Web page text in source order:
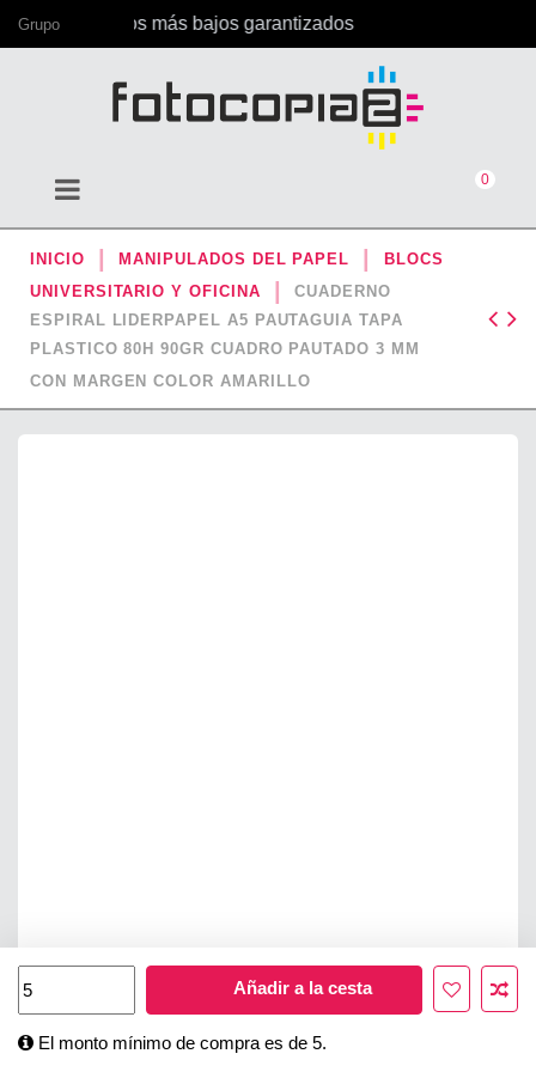
Grupo
con los precios más bajos garantizados
0
INICIO MANIPULADOS DEL PAPEL
BLOCS
UNIVERSITARIO Y OFICINA
CUADERNO
ESPIRAL LIDERPAPEL A5 PAUTAGUIA TAPA
PLASTICO 80H 90GR CUADRO PAUTADO 3 MM
CON MARGEN COLOR AMARILLO
Añadir a la cesta
El monto mínimo de compra es de 5.